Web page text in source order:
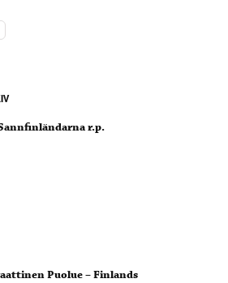
r.p.
Puolue – Finlands